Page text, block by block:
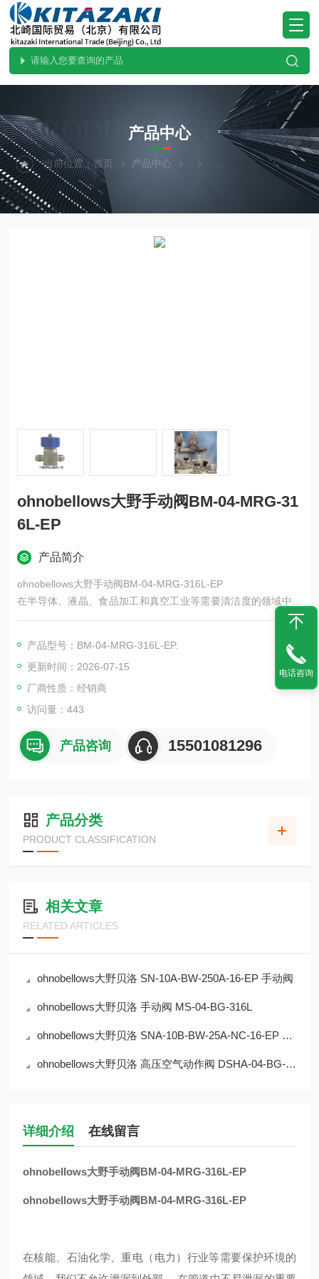
PRODUCTS CENTER
产品中心
当前位置：首页 产品中心 ohnobellows大野贝洛
ohnobellows大野手动阀BM-04-MRG-31
6L-EP
产品简介
ohnobellows大野手动阀BM-04-MRG-316L-EP
在半导体、液晶、食品加工和真空工业等需要清洁度的领域中，
内部不会混入杂质。
产品型号：BM-04-MRG-316L-EP.
更新时间：2026-07-15
厂商性质：经销商
访问量：443
产品咨询 15501081296
产品分类
PRODUCT CLASSIFICATION
相关文章
RELATED ARTICLES
ohnobellows大野贝洛 SN-10A-BW-250A-16-EP 手动阀
ohnobellows大野贝洛 手动阀 MS-04-BG-316L
ohnobellows大野贝洛 SNA-10B-BW-25A-NC-16-EP 手动阀
ohnobellows大野贝洛 高压空气动作阀 DSHA-04-BG-NC-316L-EP 华北
详细介绍 在线留言
ohnobellows大野手动阀BM-04-MRG-316L-EP
ohnobellows大野手动阀BM-04-MRG-316L-EP
在核能、石油化学、重电（电力）行业等需要保护环境的
电话咨询